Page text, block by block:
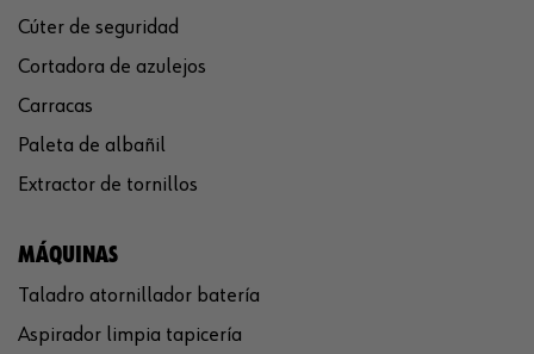
Cúter de seguridad
Cortadora de azulejos
Carracas
Paleta de albañil
Extractor de tornillos
MÁQUINAS
Taladro atornillador batería
Aspirador limpia tapicería